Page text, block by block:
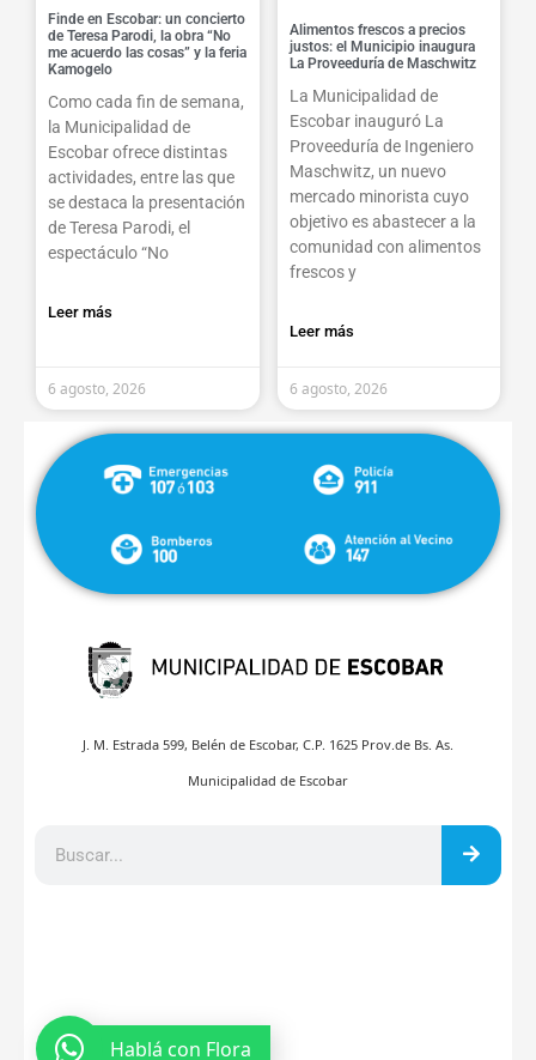
Finde en Escobar: un concierto
de Teresa Parodi, la obra “No
me acuerdo las cosas” y la feria
Kamogelo
Como cada fin de semana,
la Municipalidad de
Escobar ofrece distintas
actividades, entre las que
se destaca la presentación
de Teresa Parodi, el
espectáculo “No
Leer más
6 agosto, 2026
Alimentos frescos a precios
justos: el Municipio inaugura
La Proveeduría de Maschwitz
La Municipalidad de
Escobar inauguró La
Proveeduría de Ingeniero
Maschwitz, un nuevo
mercado minorista cuyo
objetivo es abastecer a la
comunidad con alimentos
frescos y
Leer más
6 agosto, 2026
J. M. Estrada 599, Belén de Escobar, C.P. 1625 Prov.de Bs. As.
Municipalidad de Escobar
Hablá con Flora